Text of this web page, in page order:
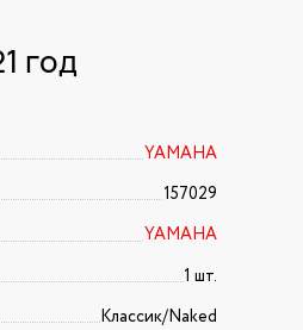
год
YAMAHA
157029
YAMAHA
1 шт.
Классик/Naked